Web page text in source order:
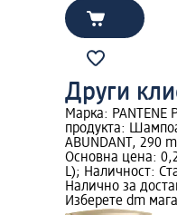
Други
Марка: PANTENE
продукта:
ABUNDANT, 290
Основна цена:
L); Наличност:
Налично за
Изберете dm